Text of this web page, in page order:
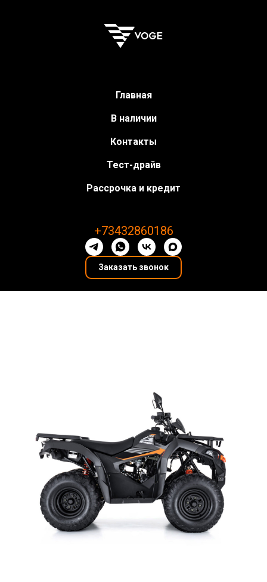
Главная
В наличии
Контакты
Тест-драйв
Рассрочка и кредит
+73432860186
Заказать звонок